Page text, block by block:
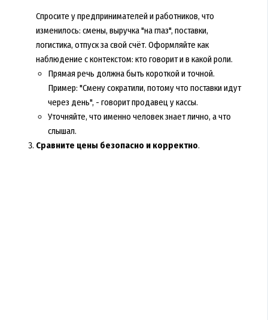
Спросите у предпринимателей и работников, что
изменилось: смены, выручка "на глаз", поставки,
логистика, отпуск за свой счёт. Оформляйте как
наблюдение с контекстом: кто говорит и в какой роли.
Прямая речь должна быть короткой и точной.
Пример: "Смену сократили, потому что поставки идут
через день", - говорит продавец у кассы.
Уточняйте, что именно человек знает лично, а что
слышал.
Сравните цены безопасно и корректно.